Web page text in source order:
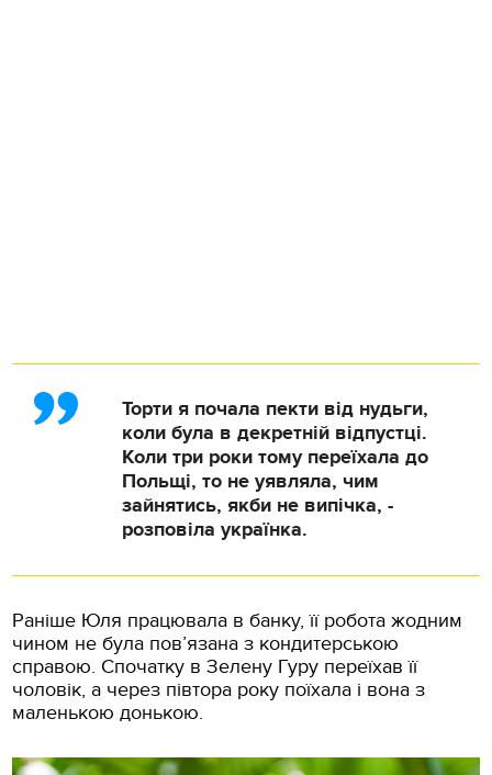
Торти я почала пекти від нудьги,
коли була в декретній відпустці.
Коли три роки тому переїхала до
Польщі, то не уявляла, чим
зайнятись, якби не випічка, -
розповіла українка.
Раніше Юля працювала в банку, її робота жодним
чином не була пов’язана з кондитерською
справою. Спочатку в Зелену Гуру переїхав її
чоловік, а через півтора року поїхала і вона з
маленькою донькою.